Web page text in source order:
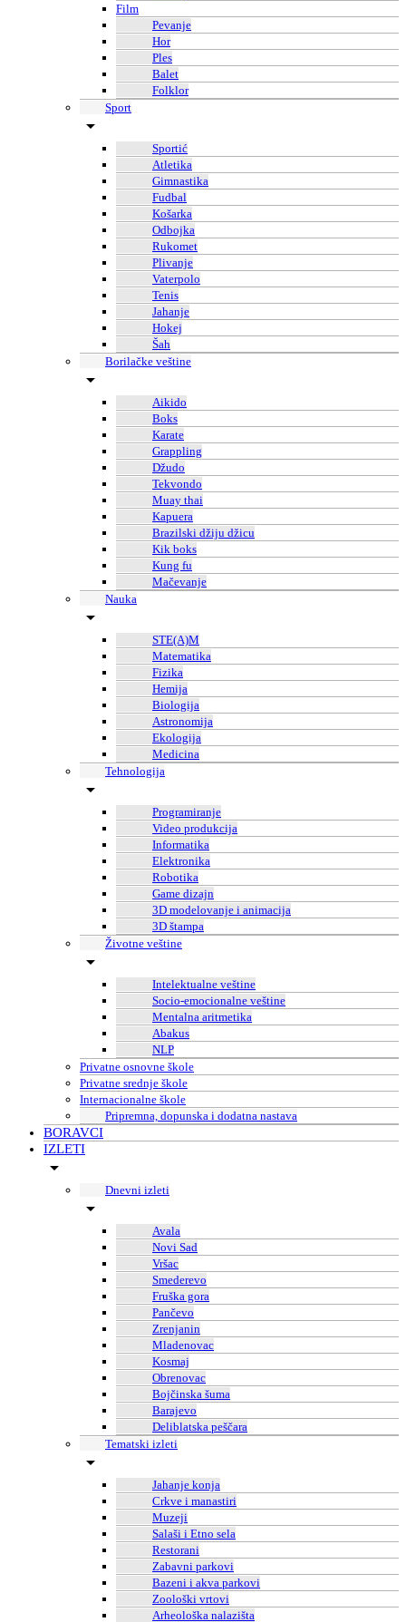
Film
Pevanje
Hor
Ples
Balet
Folklor
Sport
Sportić
Atletika
Gimnastika
Fudbal
Košarka
Odbojka
Rukomet
Plivanje
Vaterpolo
Tenis
Jahanje
Hokej
Šah
Borilačke veštine
Aikido
Boks
Karate
Grappling
Džudo
Tekvondo
Muay thai
Kapuera
Brazilski džiju džicu
Kik boks
Kung fu
Mačevanje
Nauka
STE(A)M
Matematika
Fizika
Hemija
Biologija
Astronomija
Ekologija
Medicina
Tehnologija
Programiranje
Video produkcija
Informatika
Elektronika
Robotika
Game dizajn
3D modelovanje i animacija
3D štampa
Životne veštine
Intelektualne veštine
Socio-emocionalne veštine
Mentalna aritmetika
Abakus
NLP
Privatne osnovne škole
Privatne srednje škole
Internacionalne škole
Pripremna, dopunska i dodatna nastava
BORAVCI
IZLETI
Dnevni izleti
Avala
Novi Sad
Vršac
Smederevo
Fruška gora
Pančevo
Zrenjanin
Mladenovac
Kosmaj
Obrenovac
Bojčinska šuma
Barajevo
Deliblatska peščara
Tematski izleti
Jahanje konja
Crkve i manastiri
Muzeji
Salaši i Etno sela
Restorani
Zabavni parkovi
Bazeni i akva parkovi
Zoološki vrtovi
Arheološka nalazišta